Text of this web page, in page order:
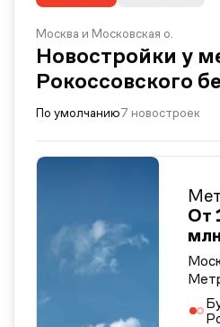
Москва и Московская о.
Новостройки у
Рокоссовского
По умолчанию7 новостроек
От